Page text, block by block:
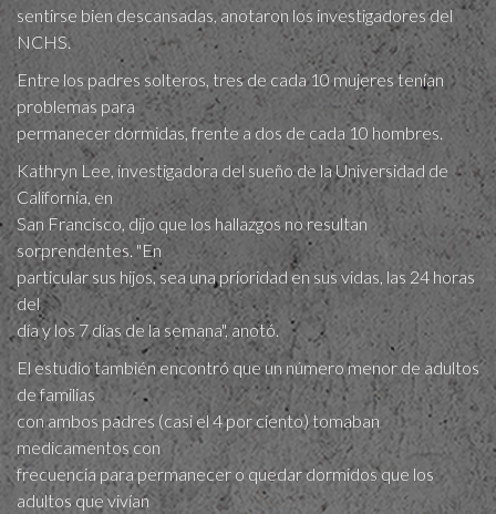
sentirse bien descansadas, anotaron los investigadores del
NCHS.
Entre los padres solteros, tres de cada 10 mujeres tenían
problemas para
permanecer dormidas, frente a dos de cada 10 hombres.
Kathryn Lee, investigadora del sueño de la Universidad de
California, en
San Francisco, dijo que los hallazgos no resultan
sorprendentes. "En
particular sus hijos, sea una prioridad en sus vidas, las 24 horas
del
día y los 7 días de la semana", anotó.
El estudio también encontró que un número menor de adultos
de familias
con ambos padres (casi el 4 por ciento) tomaban
medicamentos con
frecuencia para permanecer o quedar dormidos que los
adultos que vivían